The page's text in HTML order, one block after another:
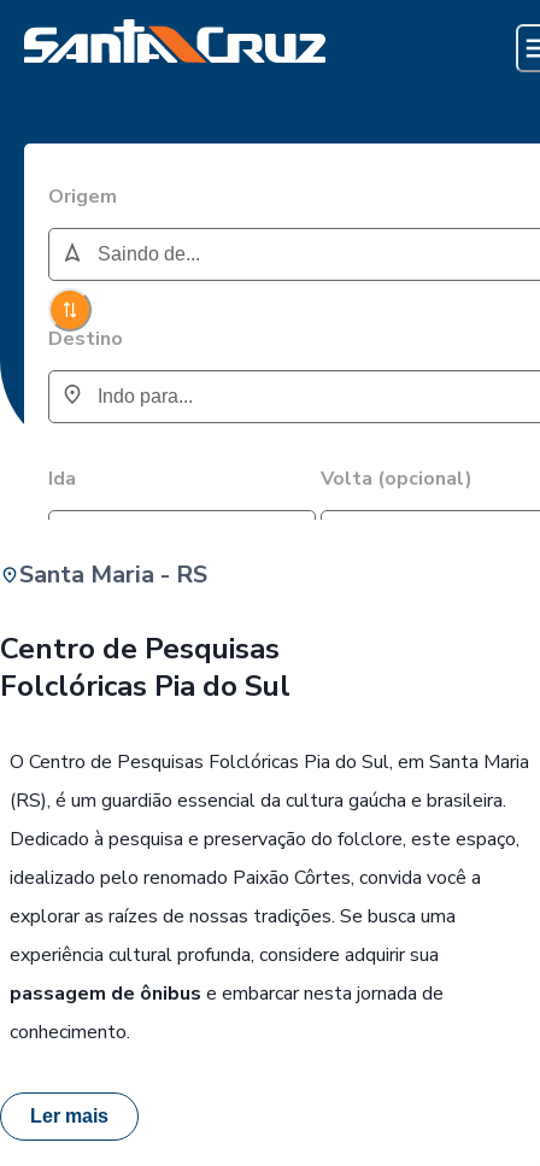
Origem
Destino
Ida Volta (opcional)
i Passe Livre, Idoso ou ID Jovem
Santa Maria - RS
Centro de Pesquisas
Folclóricas Pia do Sul
O Centro de Pesquisas Folclóricas Pia do Sul, em Santa Maria
(RS), é um guardião essencial da cultura gaúcha e brasileira.
Dedicado à pesquisa e preservação do folclore, este espaço,
idealizado pelo renomado Paixão Côrtes, convida você a
explorar as raízes de nossas tradições. Se busca uma
experiência cultural profunda, considere adquirir sua
passagem de ônibus e embarcar nesta jornada de
conhecimento.
Ler mais